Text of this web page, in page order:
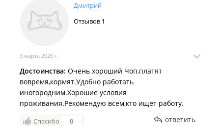
Дмитрий
Отзывов 1
3 марта 2026 г.
Достоинства: Очень хороший Чоп,платят
вовремя,кормят.Удобно работать
иногородним.Хорошие условия
проживания.Рекомендую всем,кто ищет работу.
Спасибо 0 ответить